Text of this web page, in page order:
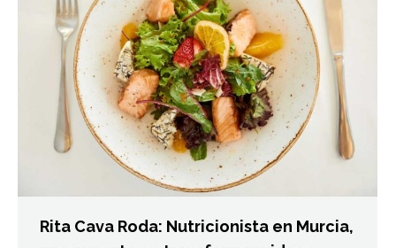
Rita Cava Roda: Nutricionista en Murcia,